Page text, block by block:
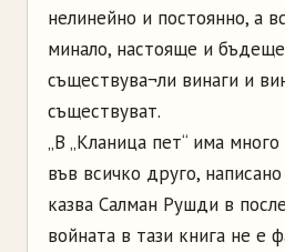
нелинейно и постоянно, а
минало, настояще и
съществува¬ли винаги и
съществуват.
„В „Кланица пет“ има
във всичко друго,
казва Салман Рушди в
войната в тази книга не е